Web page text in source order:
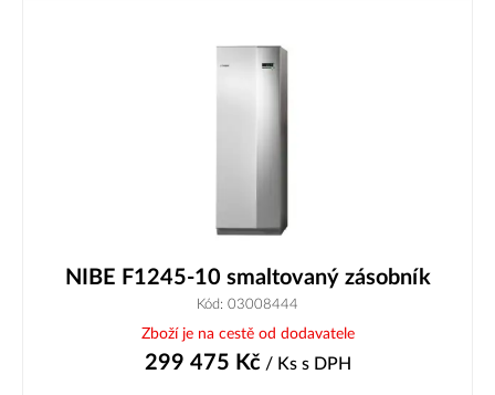
NIBE F1245-10 smaltovaný zásobník
Kód: 03008444
Zboží je na cestě od dodavatele
299 475 Kč/ Ks s DPH